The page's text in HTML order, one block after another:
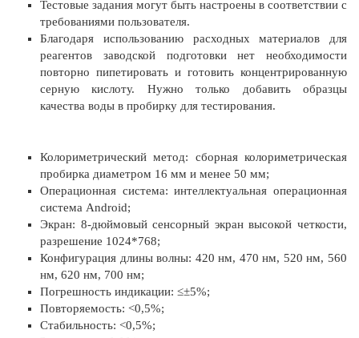
Тестовые задания могут быть настроены в соответствии с
требованиями пользователя.
Благодаря использованию расходных материалов для
реагентов заводской подготовки нет необходимости
повторно пипетировать и готовить концентрированную
серную кислоту. Нужно только добавить образцы
качества воды в пробирку для тестирования.
Колориметрический метод: сборная колориметрическая
пробирка диаметром 16 мм и менее 50 мм;
Операционная система: интеллектуальная операционная
система Android;
Экран: 8-дюймовый сенсорный экран высокой четкости,
разрешение 1024*768;
Конфигурация длины волны: 420 нм, 470 нм, 520 нм, 560
нм, 620 нм, 700 нм;
Погрешность индикации: ≤±5%;
Повторяемость: <0,5%;
Стабильность: <0,5%;